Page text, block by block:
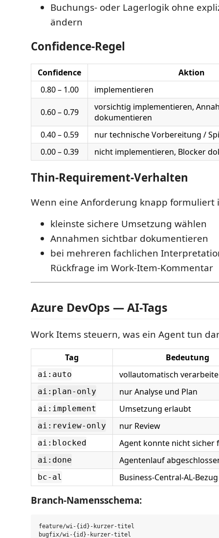
Buchungs- oder Lagerlogik ohne
ändern
Confidence-Regel
Confidence
Aktion
0.80 – 1.00
implementieren
0.60 – 0.79
vorsichtig implementieren,
dokumentieren
0.40 – 0.59
nur technische Vorbereitung /
0.00 – 0.39
nicht implementieren, Blocker
Thin-Requirement-Verhalten
Wenn eine Anforderung knapp formuliert
kleinste sichere Umsetzung wählen
Annahmen sichtbar dokumentieren
bei mehreren fachlichen
Rückfrage im Work-Item-Kommentar
Azure DevOps — AI-Tags
Work Items steuern, was ein Agent tun
Tag Bedeutung
ai:auto vollautomatisch
ai:plan-only nur Analyse und Plan
ai:implement Umsetzung erlaubt
ai:review-only nur Review
ai:blocked Agent konnte nicht sicher
ai:done Agentenlauf
bc-al Business-Central-AL-Bezug
Branch-Namensschema:
feature/wi-{id}-kurzer-titel
bugfix/wi-{id}-kurzer-titel